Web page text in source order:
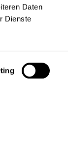
Daten
Dienste